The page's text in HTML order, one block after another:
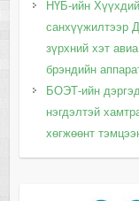
НҮБ-ийн
санхүүжилтээр
зүрхний хэт
брэндийн
БОЭТ-ийн
нэгдэлтэй
хөгжөөнт